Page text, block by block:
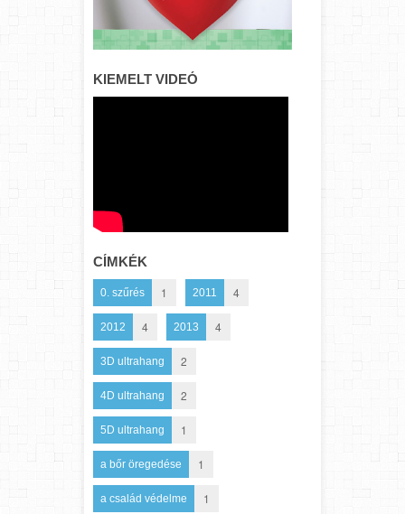
KIEMELT VIDEÓ
CÍMKÉK
0. szűrés 1 2011 4
2012 4 2013 4
3D ultrahang 2
4D ultrahang 2
5D ultrahang 1
a bőr öregedése 1
a család védelme 1